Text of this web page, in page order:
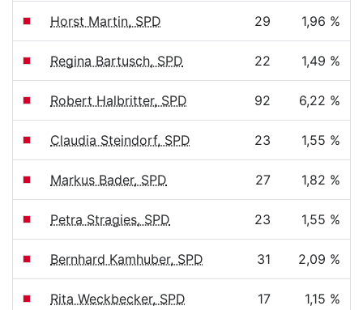
Horst Martin, SPD 29 1,96 %
Regina Bartusch, SPD 22 1,49 %
Robert Halbritter, SPD 92 6,22 %
Claudia Steindorf, SPD 23 1,55 %
Markus Bader, SPD 27 1,82 %
Petra Stragies, SPD 23 1,55 %
Bernhard Kamhuber, SPD 31 2,09 %
Rita Weckbecker, SPD 17 1,15 %